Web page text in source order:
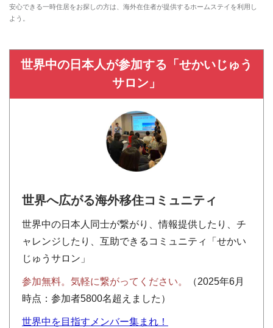
安心できる一時住居をお探しの方は、海外在住者が提供するホームステイを利用し
よう。
世界中の日本人が参加する「せかいじゅう
サロン」
世界へ広がる海外移住コミュニティ
世界中の日本人同士が繋がり、情報提供したり、チ
ャレンジしたり、互助できるコミュニティ「せかい
じゅうサロン」
参加無料。気軽に繋がってください。
（2025年6月
時点：参加者5800名超えました）
世界中を目指すメンバー集まれ！